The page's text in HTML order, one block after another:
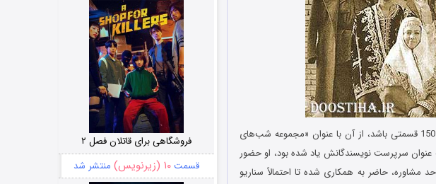
قرار است سريالی 150 قسمتی باشد، از آن با عنوان «مجموعه شب‌های
به عنوان سرپرست نویسندگانش یاد شده بود، او حضور
مشاوره، حاضر به همکاری شده تا احتمالاً سناریو
فروشگاهی برای قاتلان فصل ۲
قسمت۱۰ (زیرنویس) منتشر شد